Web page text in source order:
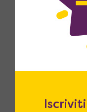
14 giorni
estendiamo
la qualità